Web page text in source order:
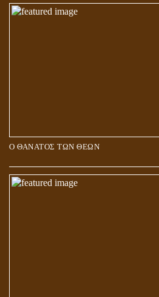
Ο ΘΑΝΑΤΟΣ ΤΩΝ ΘΕΩΝ